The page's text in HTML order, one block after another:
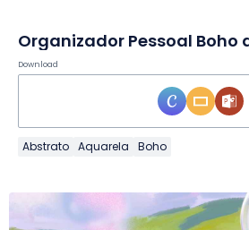
Download
Abstrato Aquarela Boho